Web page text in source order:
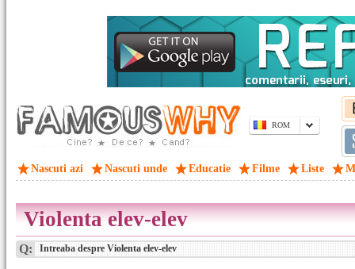
ROM
Nascuti azi Nascuti unde Educatie Filme Liste
Violenta elev-elev
Q: Intreaba despre Violenta elev-elev